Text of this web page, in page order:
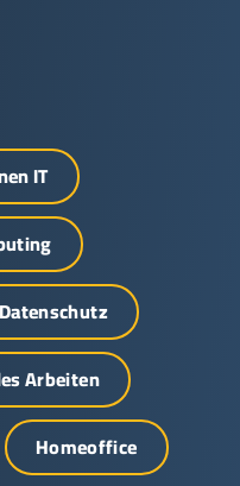
IT
Datenschutz
Arbeiten
Homeoffice